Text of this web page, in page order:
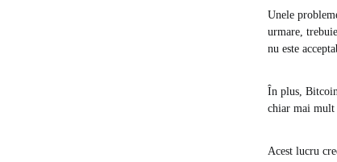
Unele
urmare,
nu este
În plus,
chiar mai
Acest lucru